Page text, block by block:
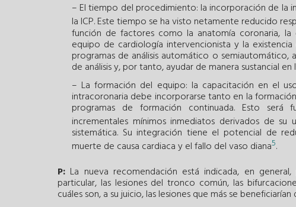
– El tiempo del procedimiento: la incorporación de
la ICP. Este tiempo se ha visto netamente reducido
función de factores como la anatomía coronaria,
equipo de cardiología intervencionista y la
programas de análisis automático o
de análisis y, por tanto, ayudar de manera sustancial
– La formación del equipo: la capacitación en el
intracoronaria debe incorporarse tanto en la
programas de formación continuada. Esto será
incrementales mínimos inmediatos derivados de su
sistemática. Su integración tiene el potencial de
muerte de causa cardiaca y el fallo del vaso diana5.
P: La nueva recomendación está indicada, en
particular, las lesiones del tronco común, las
cuáles son, a su juicio, las lesiones que más se